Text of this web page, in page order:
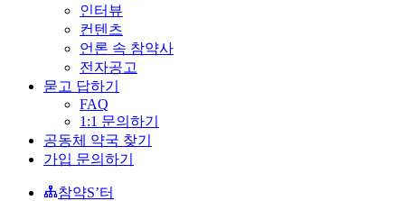
인터뷰
컨텐츠
언론 속 참약사
전자공고
묻고 답하기
FAQ
1:1 문의하기
공동체 약국 찾기
가입 문의하기
참약S’터